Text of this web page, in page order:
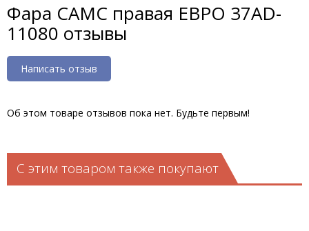
Фара CAMC правая ЕВРО 37AD-
11080 отзывы
Написать отзыв
Об этом товаре отзывов пока нет. Будьте первым!
С этим товаром также покупают